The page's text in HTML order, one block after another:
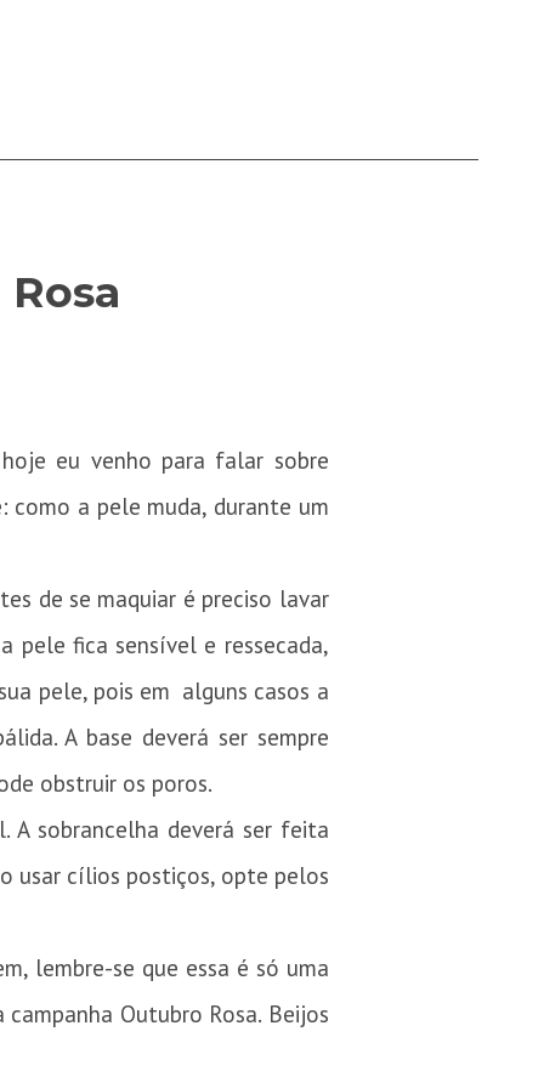
eu venho para falar sobre
como a pele muda, durante um
de se maquiar é preciso lavar
pele fica sensível e ressecada,
pele, pois em alguns casos a
A base deverá ser sempre
obstruir os poros.
A sobrancelha deverá ser feita
usar cílios postiços, opte pelos
lembre-se que essa é só uma
Outubro Rosa. Beijos